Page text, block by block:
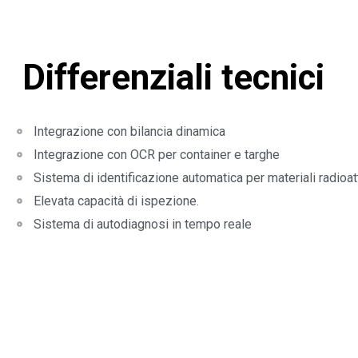
Differenziali tecnici
Integrazione con bilancia dinamica
Integrazione con OCR per container e targhe
Sistema di identificazione automatica per materiali
Elevata capacità di ispezione.
Sistema di autodiagnosi in tempo reale